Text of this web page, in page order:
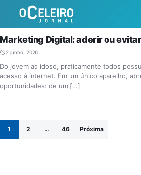
Marketing Digital: aderir ou
2 junho, 2026
Do jovem ao idoso, praticamente todos
acesso à internet. Em um único aparelho,
oportunidades: de um […]
Paginação de posts
1 2 … 46 Próxima